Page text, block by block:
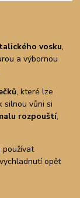
vosku,
a výbornou
, které lze
silnou vůni si
rozpouští,
používat
opět